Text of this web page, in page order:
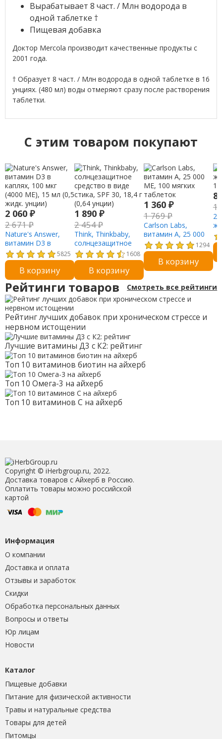
Вырабатывает 8 част. / Млн водорода в
одной таблетке †
Пищевая добавка
Доктор Mercola производит качественные продукты с
2001 года.
† Образует 8 част. / Млн водорода в одной таблетке в 16
унциях. (480 мл) воды отмеряют сразу после растворения
таблетки.
C этим товаром покупают
2 060 ₽
2 671₽
Nature's Answer,
витамин D3 в
каплях, 100 мкг
(4000 МЕ), 15 мл (0,5
жидк. унции)
5825
В корзину
1 890 ₽
2 454₽
Think, Thinkbaby,
солнцезащитное
средство в виде
стика, SPF 30, 18,4 г
(0,64 унции)
1608
В корзину
1 360 ₽
1 769₽
Carlson Labs,
витамин A, 25 000
МЕ, 100 мягких
таблеток
1294
В корзину
1
Рейтинги товаров Смотреть все рейтинги
Рейтинг лучших добавок при хроническом стрессе и
нервном истощении
Лучшие витамины Д3 с К2: рейтинг
Топ 10 витаминов биотин на айхерб
Топ 10 Омега-3 на айхерб
Топ 10 витаминов С на айхерб
Copyright © iHerbgroup.ru, 2022.
Доставка товаров с Айхерб в Россию.
Оплатить товары можно российской
картой
Информация
О компании
Доставка и оплата
Отзывы и заработок
Скидки
Обработка персональных данных
Вопросы и ответы
Юр лицам
Новости
Каталог
Пищевые добавки
Питание для физической активности
Травы и натуральные средства
Товары для детей
Питомцы